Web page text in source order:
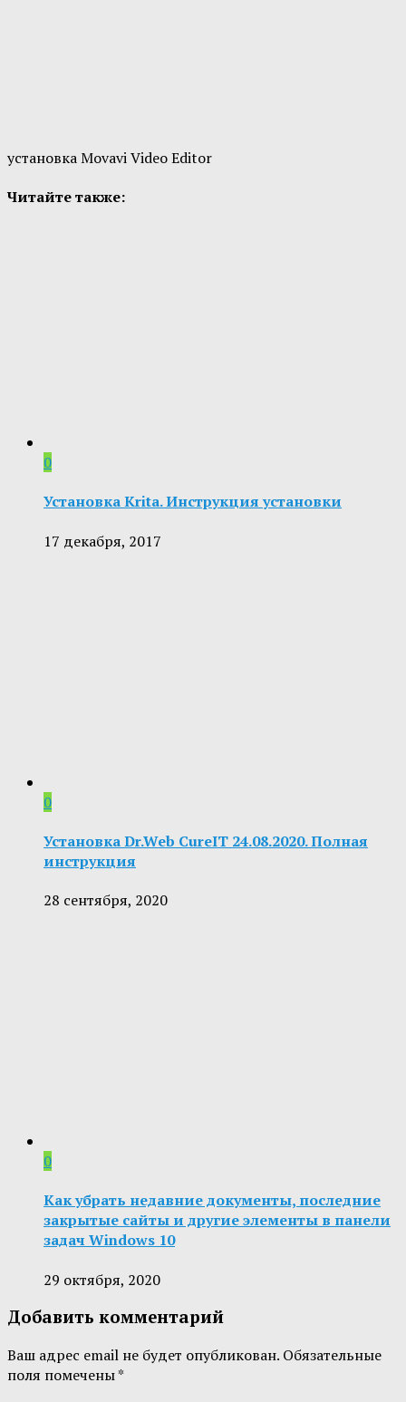
установка Movavi Video Editor
Читайте также:
0
Установка Krita. Инструкция установки
17 декабря, 2017
0
Установка Dr.Web CureIT 24.08.2020. Полная
инструкция
28 сентября, 2020
0
Как убрать недавние документы, последние
закрытые сайты и другие элементы в панели
задач Windows 10
29 октября, 2020
Добавить комментарий
Ваш адрес email не будет опубликован. Обязательные
поля помечены*